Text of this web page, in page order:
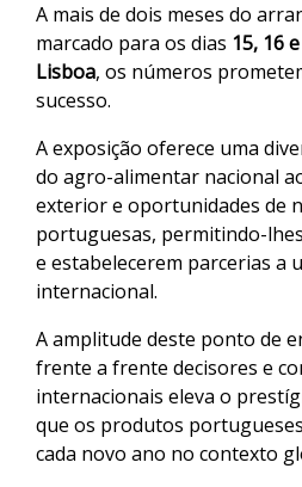
A mais de dois meses do
marcado para os dias 15, 16
Lisboa, os números
sucesso.
A exposição oferece uma
do agro-alimentar nacional
exterior e oportunidades de
portuguesas, permitindo-
e estabelecerem parcerias a
internacional.
A amplitude deste ponto de
frente a frente decisores e
internacionais eleva o
que os produtos
cada novo ano no contexto